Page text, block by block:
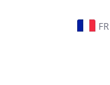
FR